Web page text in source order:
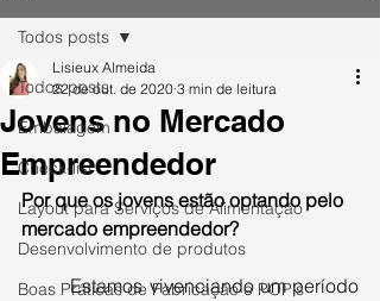
Todos posts
Embalagem
Check-list
Layout para Serviços de Alimentação
Desenvolvimento de produtos
Boas Práticas de Fabricação e POP's
Todos posts
Jovens no Mercado
Empreendedor
Lisieux Almeida
22 de out. de 2020 3 min de leitura
Por que os jovens estão optando pelo
mercado empreendedor?
Estamos vivenciando um período